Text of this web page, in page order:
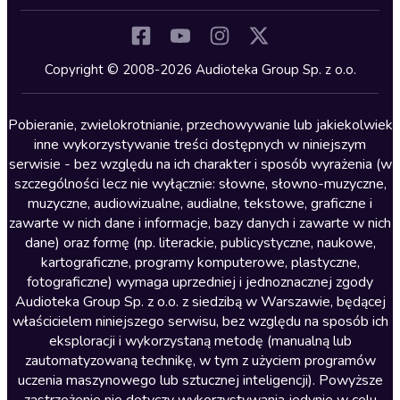
Kryminały
Lektury szkolne
Literatura anglojęzyczna
Literatura faktu
Literatura obyczajowa
Literatura piękna obca
Literatura piękna polska
Nagrania relaksacyjne
Nauka języków
Nauki humanistyczne
Podcasty i audycje
Copyright © 2008-2026 Audioteka Group Sp. z o.o.
Pobieranie, zwielokrotnianie, przechowywanie lub jakiekolwiek
inne wykorzystywanie treści dostępnych w niniejszym
serwisie - bez względu na ich charakter i sposób wyrażenia (w
szczególności lecz nie wyłącznie: słowne, słowno-muzyczne,
muzyczne, audiowizualne, audialne, tekstowe, graficzne i
zawarte w nich dane i informacje, bazy danych i zawarte w nich
dane) oraz formę (np. literackie, publicystyczne, naukowe,
kartograficzne, programy komputerowe, plastyczne,
fotograficzne) wymaga uprzedniej i jednoznacznej zgody
Audioteka Group Sp. z o.o. z siedzibą w Warszawie, będącej
właścicielem niniejszego serwisu, bez względu na sposób ich
eksploracji i wykorzystaną metodę (manualną lub
zautomatyzowaną technikę, w tym z użyciem programów
uczenia maszynowego lub sztucznej inteligencji). Powyższe